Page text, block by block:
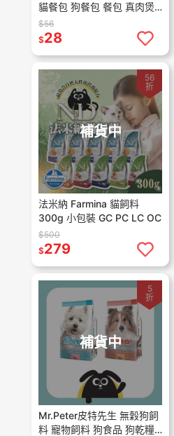
貓餐包 狗餐包 餐包 真肉煲
貓點心 狗點心 補水餐包 湯
包 原型肉塊 70g
$56
$28
補貨中
56
折
法米納 Farmina 貓飼料
300g 小包裝 GC PC LC OC
$500
$279
補貨中
5
折
Mr.Peter皮特先生 無穀狗飼
料 寵物飼料 狗食品 狗乾糧